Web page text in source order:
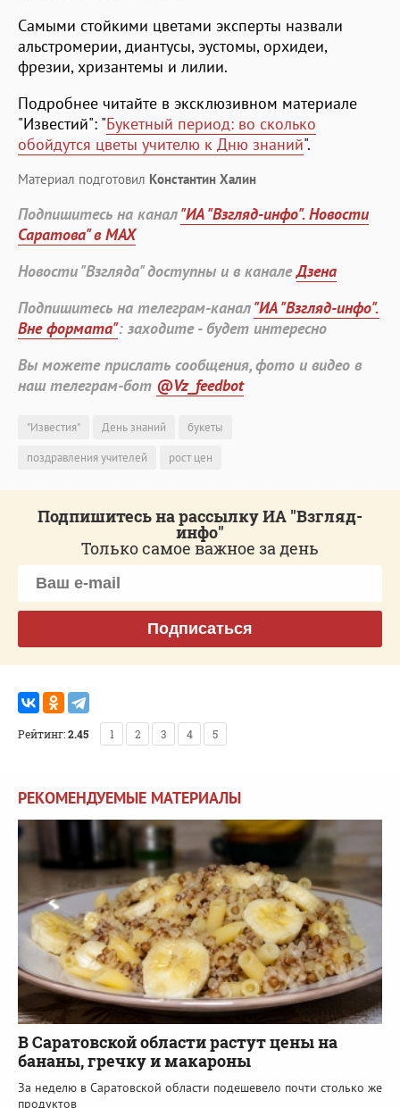
Самыми стойкими цветами эксперты назвали
альстромерии, диантусы, эустомы, орхидеи,
фрезии, хризантемы и лилии.
Подробнее читайте в эксклюзивном материале
"Известий": "Букетный период: во сколько
обойдутся цветы учителю к Дню знаний".
Материал подготовил Константин Халин
Подпишитесь на канал"ИА "Взгляд-инфо". Новости
Саратова" в MAX
Новости "Взгляда" доступны и в каналеДзена
Подпишитесь на телеграм-канал"ИА "Взгляд-инфо".
Вне формата": заходите - будет интересно
Вы можете прислать сообщения, фото и видео в
наш телеграм-бот @Vz_feedbot
"Известия" День знаний
букеты
поздравления учителей
рост цен
Подпишитесь на рассылку ИА "Взгляд-
инфо"
Только самое важное за день
Подписаться
Рейтинг:2.45 1 2 3 4 5
РЕКОМЕНДУЕМЫЕ МАТЕРИАЛЫ
В Саратовской области растут цены на
бананы, гречку и макароны
За неделю в Саратовской области подешевело почти столько же
продуктов